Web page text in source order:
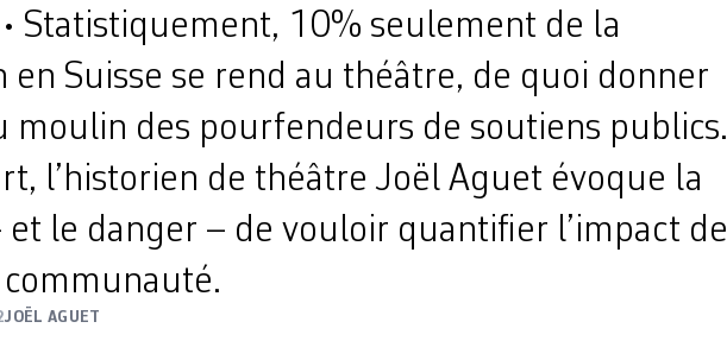
• Statistiquement, 10% seulement de la
en Suisse se rend au théâtre, de quoi donner
moulin des pourfendeurs de soutiens publics.
l’historien de théâtre Joël Aguet évoque la
le danger – de vouloir quantifier l’impact de
communauté.
JOËL AGUET